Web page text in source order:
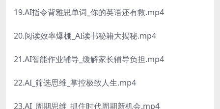
19.AI指令背雅思单词_你的英语还有救.mp4
20.阅读效率爆棚_AI读书秘籍大揭秘.mp4
21.AI智能作业辅导_缓解家长辅导负担.mp4
22.AI_筛选思维_掌控极致人生.mp4
23.AI_周期思维_抓住时代周期新机会.mp4